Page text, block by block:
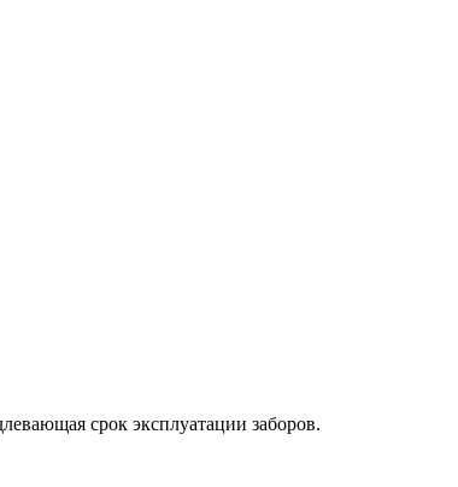
срок эксплуатации заборов.